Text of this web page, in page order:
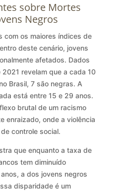
sobre Mortes
Negros
com os maiores índices de
deste cenário, jovens
afetados. Dados
revelam que a cada 10
Brasil, 7 são negras. A
está entre 15 e 29 anos.
brutal de um racismo
enraizado, onde a violência
controle social.
que enquanto a taxa de
tem diminuído
a dos jovens negros
disparidade é um